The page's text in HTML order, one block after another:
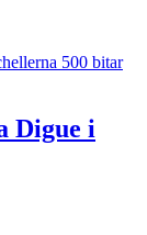
Digue i